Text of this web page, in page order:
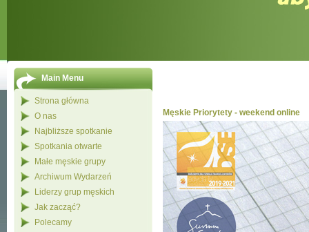
Main Menu
Strona główna
O nas
Najbliższe spotkanie
Spotkania otwarte
Małe męskie grupy
Archiwum Wydarzeń
Liderzy grup męskich
Jak zacząć?
Polecamy
Męskie Priorytety - weekend online